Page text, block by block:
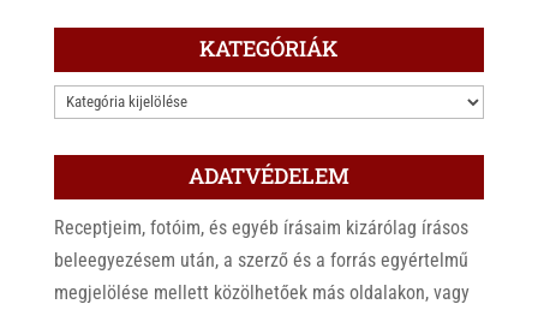
KATEGÓRIÁK
KATEGÓRIÁK
ADATVÉDELEM
Receptjeim, fotóim, és egyéb írásaim kizárólag írásos
beleegyezésem után, a szerző és a forrás egyértelmű
megjelölése mellett közölhetőek más oldalakon, vagy